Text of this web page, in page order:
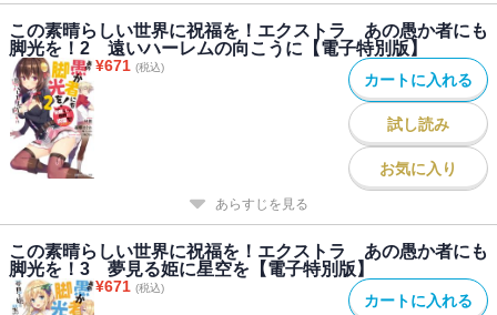
この素晴らしい世界に祝福を！エクストラ あの愚か者にも
脚光を！2 遠いハーレムの向こうに【電子特別版】
¥671 (税込)
カートに入れる
試し読み
お気に入り
あらすじを見る
この素晴らしい世界に祝福を！エクストラ あの愚か者にも
脚光を！3 夢見る姫に星空を【電子特別版】
¥671 (税込)
カートに入れる